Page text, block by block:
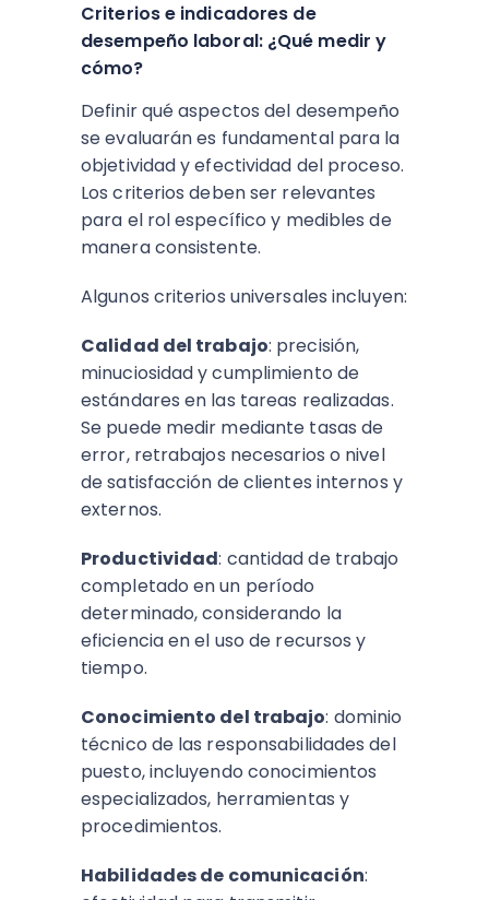
Criterios e indicadores de
desempeño laboral: ¿Qué medir y
cómo?
Definir qué aspectos del desempeño
se evaluarán es fundamental para la
objetividad y efectividad del proceso.
Los criterios deben ser relevantes
para el rol específico y medibles de
manera consistente.
Algunos criterios universales incluyen:​
Calidad del trabajo: precisión,
minuciosidad y cumplimiento de
estándares en las tareas realizadas.
Se puede medir mediante tasas de
error, retrabajos necesarios o nivel
de satisfacción de clientes internos y
externos.
Productividad: cantidad de trabajo
completado en un período
determinado, considerando la
eficiencia en el uso de recursos y
tiempo.
Conocimiento del trabajo: dominio
técnico de las responsabilidades del
puesto, incluyendo conocimientos
especializados, herramientas y
procedimientos.
Habilidades de comunicación: